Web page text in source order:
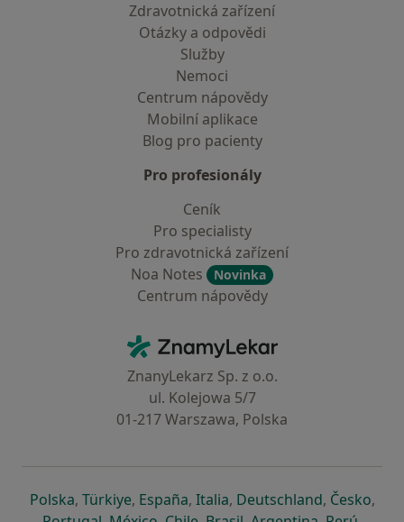
Zdravotnická zařízení
Otázky a odpovědi
Služby
Nemoci
Centrum nápovědy
Mobilní aplikace
Blog pro pacienty
Pro profesionály
Ceník
Pro specialisty
Pro zdravotnická zařízení
Noa Notes
Novinka
Centrum nápovědy
ZnamyLekar - Hlavní stránka
ZnanyLekarz Sp. z o.o.
ul. Kolejowa 5/7
01-217 Warszawa, Polska
Polskase otevře v nové záložce
, Türkiyese otevře v nové záložce
, Españase otevře v nové záložce
, Italiase otevře v nové záložce
, Deutschlandse otevře v
, Českose
,